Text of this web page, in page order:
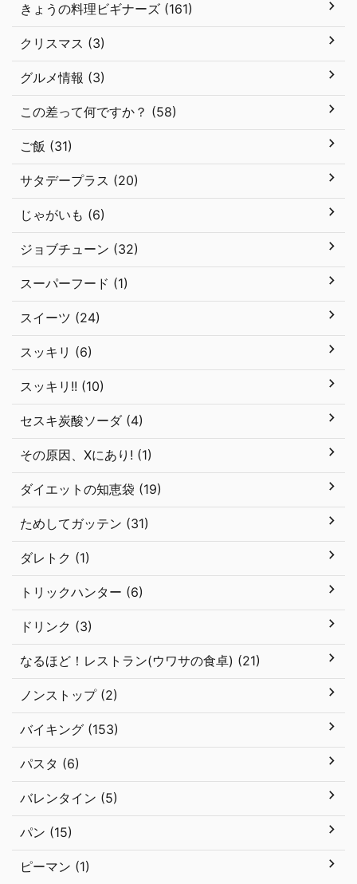
きょうの料理ビギナーズ (161)
クリスマス (3)
グルメ情報 (3)
この差って何ですか？ (58)
ご飯 (31)
サタデープラス (20)
じゃがいも (6)
ジョブチューン (32)
スーパーフード (1)
スイーツ (24)
スッキリ (6)
スッキリ!! (10)
セスキ炭酸ソーダ (4)
その原因、Xにあり! (1)
ダイエットの知恵袋 (19)
ためしてガッテン (31)
ダレトク (1)
トリックハンター (6)
ドリンク (3)
なるほど！レストラン(ウワサの食卓) (21)
ノンストップ (2)
バイキング (153)
パスタ (6)
バレンタイン (5)
パン (15)
ピーマン (1)